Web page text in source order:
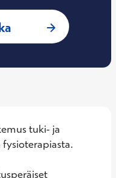
: Mikko Kitula,
tuki- ja